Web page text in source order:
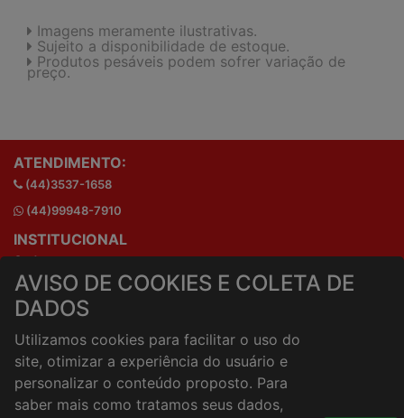
Imagens meramente ilustrativas.
Sujeito a disponibilidade de estoque.
Produtos pesáveis podem sofrer variação de
preço.
AVISO DE COOKIES E COLETA DE
DADOS
Utilizamos cookies para facilitar o uso do
site, otimizar a experiência do usuário e
personalizar o conteúdo proposto. Para
saber mais como tratamos seus dados,
ATENDIMENTO:
(44)3537-1658
(44)99948-7910
INSTITUCIONAL
Onde estamos
Horários de atendimento
HORÁRIOS E ENTREGA
Formas de Pagamento
Horários de Entrega
Taxa de entrega
Cidades Atendidas